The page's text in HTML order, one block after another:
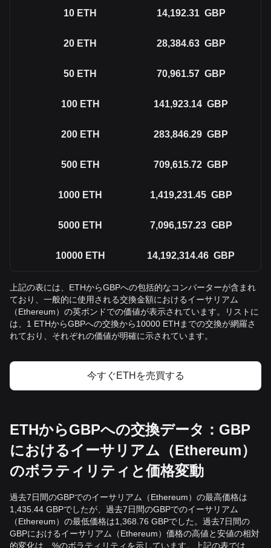
10 ETH 14,192.31 GBP
20 ETH 28,384.63 GBP
50 ETH 70,961.57 GBP
100 ETH 141,923.14 GBP
200 ETH 283,846.29 GBP
500 ETH 709,615.72 GBP
1000 ETH 1,419,231.45 GBP
5000 ETH 7,096,157.23 GBP
10000 ETH 14,192,314.46 GBP
上記の表には、ETHからGBPへの包括的なコンバーターが含まれ
ており、一般的に使用される交換金額におけるイーサリアム
（Ethereum）の英ポンドでの価値が表示されています。リストに
は、1 ETHからGBPへの交換から10000 ETHまでの交換が網羅さ
れており、それぞれの価値が明確に示されています。
今すぐETHを売買する
ETHからGBPへの交換データ：GBP
におけるイーサリアム（Ethereum）
のボラティリティと価格変動
過去7日間のGBPでのイーサリアム（Ethereum）の最高価格は
1,435.44 GBPでしたが、過去7日間のGBPでのイーサリアム
（Ethereum）の最低価格は1,368.76 GBPでした。過去7日間の
GBPにおけるイーサリアム（Ethereum）価格の高値と安値の相対
的変化は、%のボラティリティを示しています。上記の表では、